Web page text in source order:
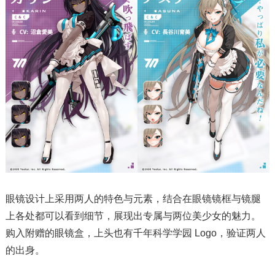
眼镜设计上采用两人的特色与元素，结合在眼镜镜框与镜腿
上各处都可以看到细节，展现出专属与两位美少女的魅力。
购入附赠的眼镜盒，上头也有千年科学学园 Logo，验证两人
的出身。